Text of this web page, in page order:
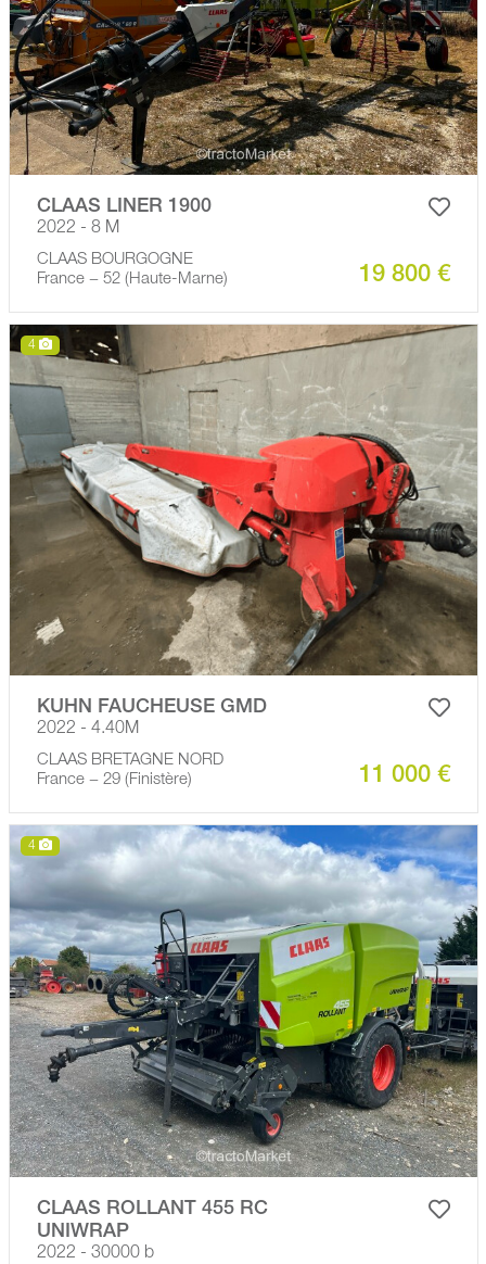
CLAAS LINER 1900
2022 - 8 M
CLAAS BOURGOGNE
France − 52 (Haute-Marne)
19 800 €
4
KUHN FAUCHEUSE GMD
2022 - 4.40M
CLAAS BRETAGNE NORD
France − 29 (Finistère)
11 000 €
4
CLAAS ROLLANT 455 RC
UNIWRAP
2022 - 30000 b